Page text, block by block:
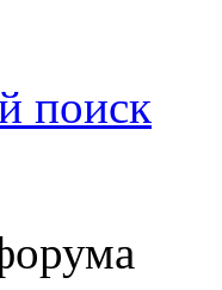
поиск